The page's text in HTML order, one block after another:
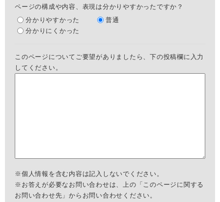
ページの構成や内容、表現は分かりやすかったですか？
分かりやすかった
普通
分かりにくかった
このページについてご要望がありましたら、下の投稿欄に入力
してください。
※個人情報を含む内容は記入しないでください。
※お答えが必要なお問い合わせは、上の「このページに関する
お問い合わせ先」からお問い合わせください。